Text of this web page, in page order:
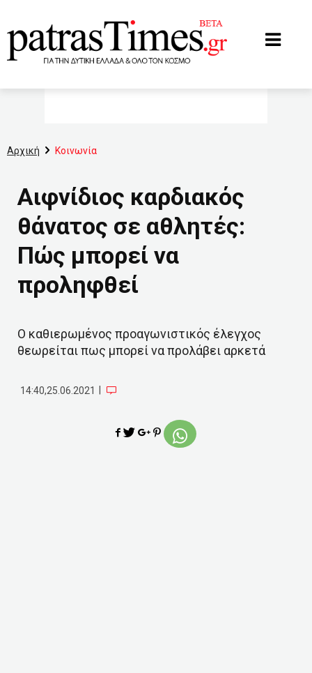
Αρχική Κοινωνία
Αιφνίδιος καρδιακός
θάνατος σε αθλητές:
Πώς μπορεί να
προληφθεί
Ο καθιερωμένος προαγωνιστικός έλεγχος
θεωρείται πως μπορεί να προλάβει αρκετά
14:40,25.06.2021